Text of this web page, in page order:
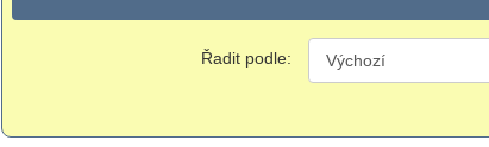
Řadit podle: